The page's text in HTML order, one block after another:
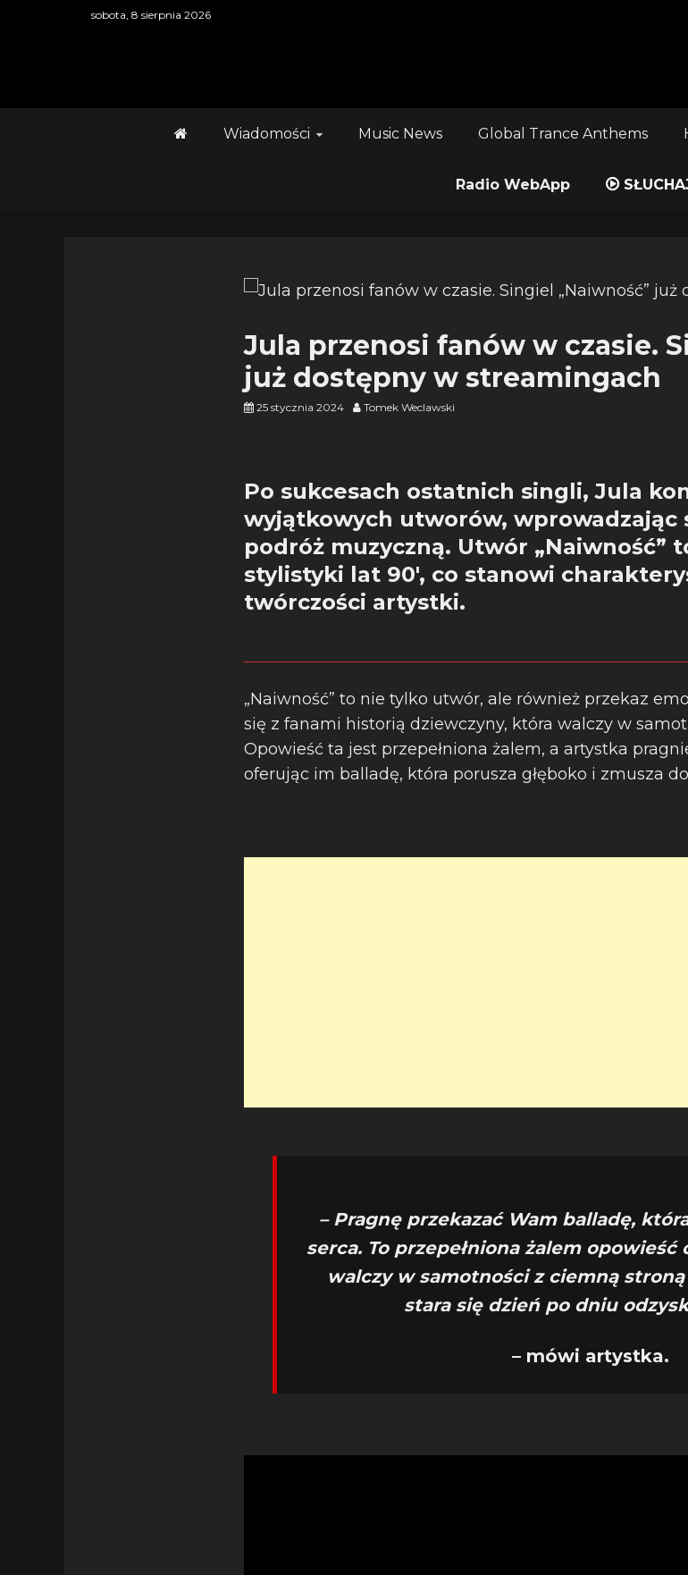
sobota, 8 sierpnia 2026
Wiadomości Music News Global Trance Anthems
Radio WebApp
Jula przenosi fanów w czasie.
już dostępny w streamingach
25 stycznia 2024 Tomek Weclawski
Po sukcesach ostatnich singli, Jula
wyjątkowych utworów, wprowadzając
podróż muzyczną. Utwór „Naiwność”
stylistyki lat 90′, co stanowi
twórczości artystki.
„Naiwność” to nie tylko utwór, ale również przekaz
się z fanami historią dziewczyny, która walczy w
Opowieść ta jest przepełniona żalem, a artystka
oferując im balladę, która porusza głęboko i zmusza
– Pragnę przekazać Wam balladę,
serca. To przepełniona żalem
walczy w samotności z ciemną stroną
stara się dzień po dniu
– mówi artystka.